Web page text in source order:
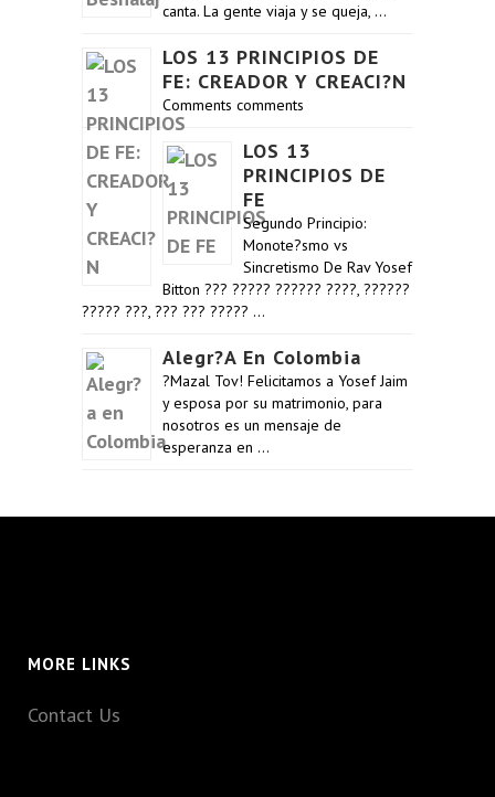
canta. La gente viaja y se queja, …
LOS 13 PRINCIPIOS DE
FE: CREADOR Y CREACI?N
Comments comments
LOS 13
PRINCIPIOS DE
FE
Segundo Principio:
Monote?smo vs
Sincretismo De Rav Yosef
Bitton ??? ????? ?????? ????, ??????
????? ???, ??? ??? ????? …
Alegr?a En Colombia
?Mazal Tov! Felicitamos a Yosef Jaim
y esposa por su matrimonio, para
nosotros es un mensaje de
esperanza en …
MORE LINKS
Contact Us